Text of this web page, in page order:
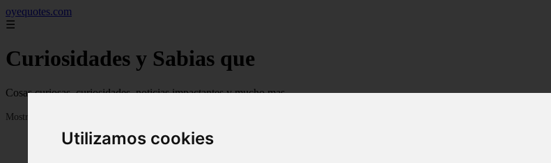
Utilizamos cookies
oyequotes.com
☰
Curiosidades y Sabias que
Cosas curiosas, curiosidades, noticias impactantes y mucho mas
Mostrando 1 - 24 de 2834 artículos